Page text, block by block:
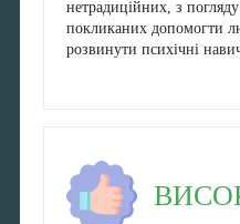
нетрадиційних, з
покликаних допомогти
розвинути психічні